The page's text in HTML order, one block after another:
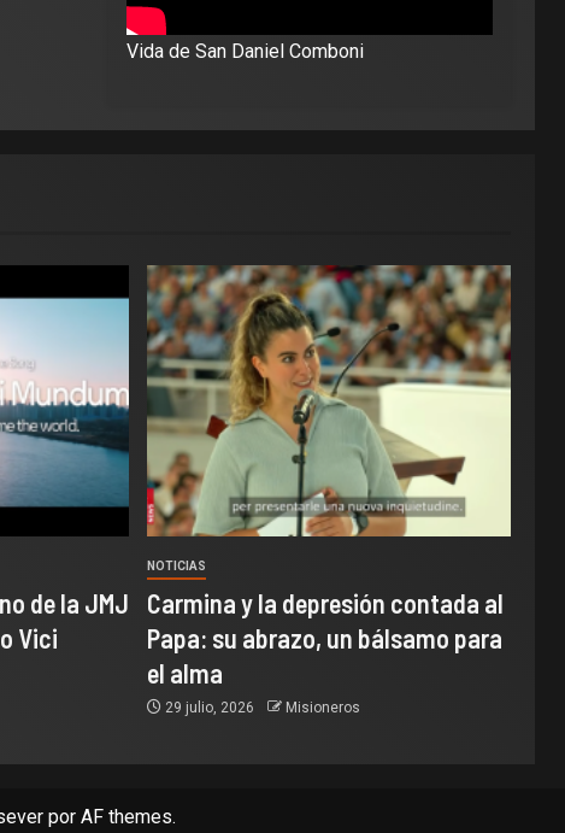
Vida de San Daniel Comboni
de la JMJ
Vici
NOTICIAS
Carmina y la depresión contada al
Papa: su abrazo, un bálsamo para
el alma
29 julio, 2026 Misioneros
por AF themes.